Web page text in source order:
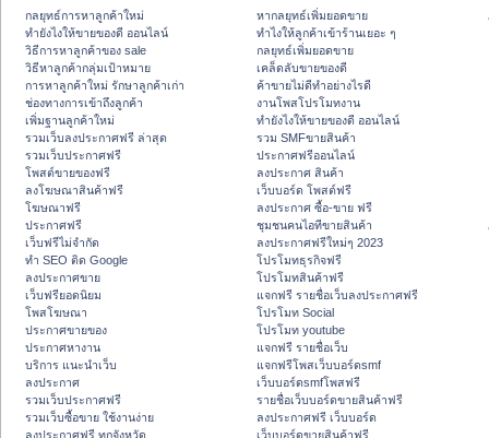
กลยุทธ์การหาลูกค้าใหม่
ทํายังไงให้ขายของดี ออนไลน์
วิธีการหาลูกค้าของ sale
วิธีหาลูกค้ากลุ่มเป้าหมาย
การหาลูกค้าใหม่ รักษาลูกค้าเก่า
ช่องทางการเข้าถึงลูกค้า
เพิ่มฐานลูกค้าใหม่
รวมเว็บลงประกาศฟรี ล่าสุด
รวมเว็บประกาศฟรี
โพสต์ขายของฟรี
ลงโฆษณาสินค้าฟรี
โฆษณาฟรี
ประกาศฟรี
เว็บฟรีไม่จำกัด
ทำ SEO ติด Google
ลงประกาศขาย
เว็บฟรียอดนิยม
โพสโฆษณา
ประกาศขายของ
ประกาศหางาน
บริการ แนะนำเว็บ
ลงประกาศ
รวมเว็บประกาศฟรี
รวมเว็บซื้อขาย ใช้งานง่าย
ลงประกาศฟรี ทุกจังหวัด
หากลยุทธ์เพิ่มยอดขาย
ทําไงให้ลูกค้าเข้าร้านเยอะ ๆ
กลยุทธ์เพิ่มยอดขาย
เคล็ดลับขายของดี
ค้าขายไม่ดีทำอย่างไรดี
งานโพสโปรโมทงาน
ทํายังไงให้ขายของดี ออนไลน์
รวม SMFขายสินค้า
ประกาศฟรีออนไลน์
ลงประกาศ สินค้า
เว็บบอร์ด โพสต์ฟรี
ลงประกาศ ซื้อ-ขาย ฟรี
ชุมชนคนไอทีขายสินค้า
ลงประกาศฟรีใหม่ๆ 2023
โปรโมทธุรกิจฟรี
โปรโมทสินค้าฟรี
แจกฟรี รายชื่อเว็บลงประกาศฟรี
โปรโมท Social
โปรโมท youtube
แจกฟรี รายชื่อเว็บ
แจกฟรีโพสเว็บบอร์ดsmf
เว็บบอร์ดsmfโพสฟรี
รายชื่อเว็บบอร์ดขายสินค้าฟรี
ลงประกาศฟรี เว็บบอร์ด
เว็บบอร์ดขายสินค้าฟรี